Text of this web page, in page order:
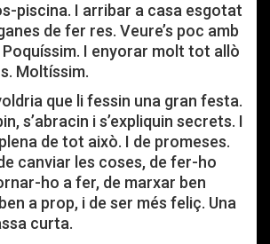
piscina. I arribar a casa esgotat
de fer res. Veure’s poc amb
Poquíssim. I enyorar molt tot allò
Moltíssim.
que li fessin una gran festa.
s’abracin i s’expliquin secrets. I
de tot això. I de promeses.
canviar les coses, de fer-ho
ho a fer, de marxar ben
ben a prop, i de ser més feliç. Una
curta.